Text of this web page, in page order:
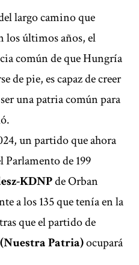
largo camino que
los últimos años, el
común de que Hungría
de pie, es capaz de creer
una patria común para
un partido que ahora
Parlamento de 199
KDNPde Orban
a los 135 que tenía en la
que el partido de
Patria)ocupará